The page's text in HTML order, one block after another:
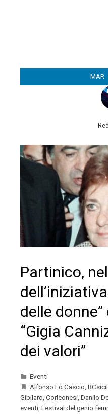
MAR
Partinico,
delle
“Gigia
dei valori”
Eventi
Alfonso Lo Cascio
Gibilaro Corleonesi Danilo
eventi Festival del genio